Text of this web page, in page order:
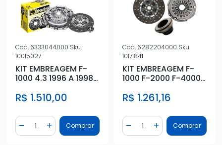
Cod. 6333044000 Sku.
10015027
KIT EMBREAGEM F-
1000 4.3 1996 A 1998
ROLAMENTO
R$ 1.510,00
Diminuir Quantidade
Quantidade
Adicionar Quantidade
Comprar
Cod. 6282204000 Sku.
10171841
KIT EMBREAGEM F-
1000 F-2000 F-4000
ROLAMENTO
R$ 1.261,16
Diminuir Quantidade
Quantidade
AdicionarComprar